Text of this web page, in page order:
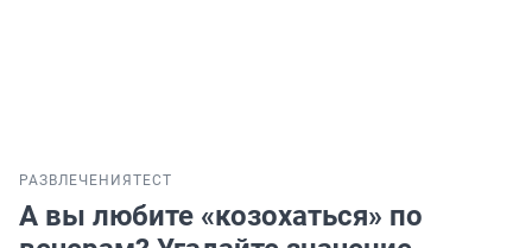
РАЗВЛЕЧЕНИЯ ТЕСТ
А вы любите «козохаться» по